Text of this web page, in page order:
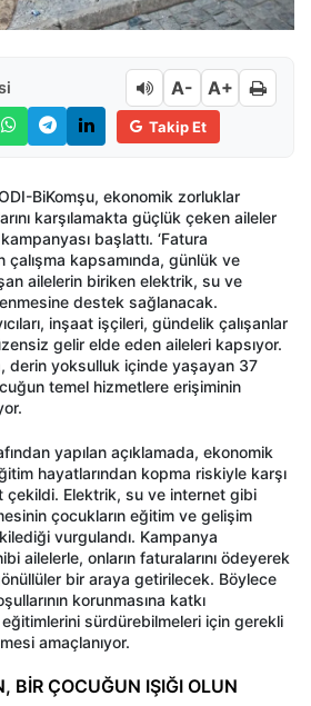
A- A+
Takip Et
BiKomşu, ekonomik zorluklar
karşılamakta güçlük çeken aileler
başlattı. ‘Fatura
çalışma kapsamında, günlük ve
ailelerin biriken elektrik, su ve
destek sağlanacak.
inşaat işçileri, gündelik çalışanlar
gelir elde eden aileleri kapsıyor.
derin yoksulluk içinde yaşayan 37
temel hizmetlere erişiminin
yapılan açıklamada, ekonomik
hayatlarından kopma riskiyle karşı
çekildi. Elektrik, su ve internet gibi
çocukların eğitim ve gelişim
vurgulandı. Kampanya
ailelerle, onların faturalarını ödeyerek
bir araya getirilecek. Böylece
korunmasına katkı
eğitimlerini sürdürebilmeleri için gerekli
amaçlanıyor.
BİR ÇOCUĞUN IŞIĞI OLUN